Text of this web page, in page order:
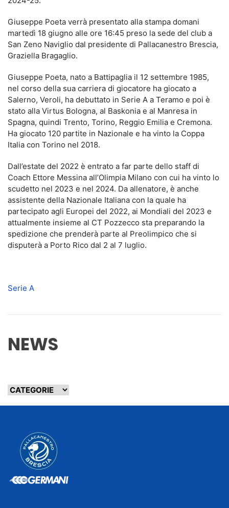
Giuseppe Poeta verrà presentato alla stampa domani
martedì 18 giugno alle ore 16:45 preso la sede del club a
San Zeno Naviglio dal presidente di Pallacanestro Brescia,
Graziella Bragaglio.
Giuseppe Poeta, nato a Battipaglia il 12 settembre 1985,
nel corso della sua carriera di giocatore ha giocato a
Salerno, Veroli, ha debuttato in Serie A a Teramo e poi è
stato alla Virtus Bologna, al Baskonia e al Manresa in
Spagna, quindi Trento, Torino, Reggio Emilia e Cremona.
Ha giocato 120 partite in Nazionale e ha vinto la Coppa
Italia con Torino nel 2018.
Dall’estate del 2022 è entrato a far parte dello staff di
Coach Ettore Messina all’Olimpia Milano con cui ha vinto lo
scudetto nel 2023 e nel 2024. Da allenatore, è anche
assistente della Nazionale Italiana con la quale ha
partecipato agli Europei del 2022, ai Mondiali del 2023 e
attualmente insieme al CT Pozzecco sta preparando la
spedizione che prenderà parte al Preolimpico che si
disputerà a Porto Rico dal 2 al 7 luglio.
Serie A
NEWS